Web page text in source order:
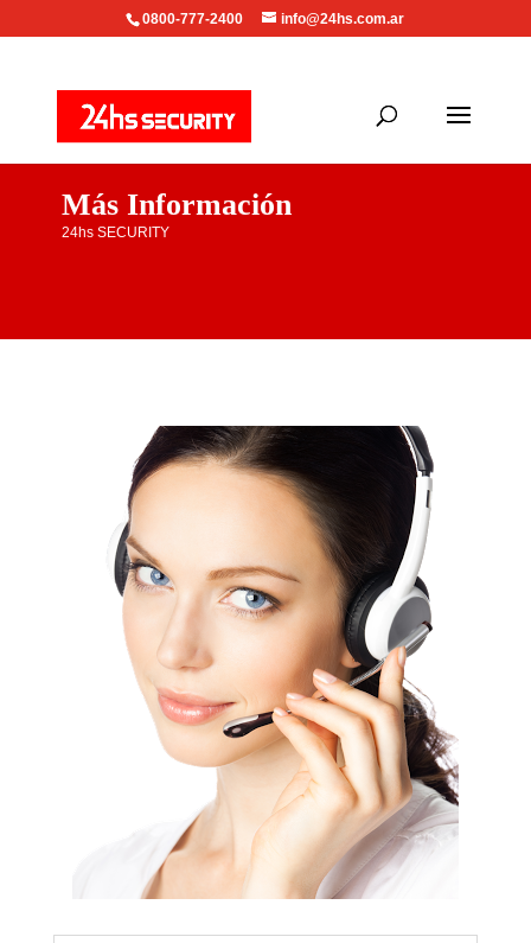
0800-777-2400 info@24hs.com.ar
Más Información
24hs SECURITY